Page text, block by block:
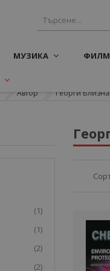
МУЗИКА
Автор Георги
1артикул
1артикул
2артикули
2артикули